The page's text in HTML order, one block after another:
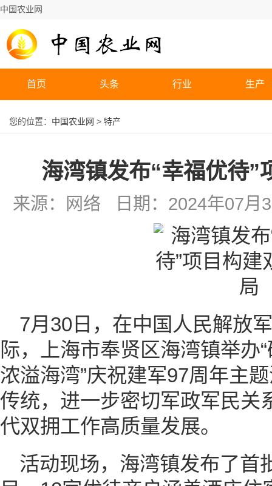
中国农业网
首页 头条 行业 生产
您的位置： 中国农业网 > 特产
海湾镇发布“幸福优待”
来源：网络 日期：2024年07
7月30日，在中国人民解放
际，上海市奉贤区海湾镇举办
浓溢海湾”庆祝建军97周年主
传统，进一步密切军政军民关
代双拥工作高质量发展。
活动现场，海湾镇发布了首